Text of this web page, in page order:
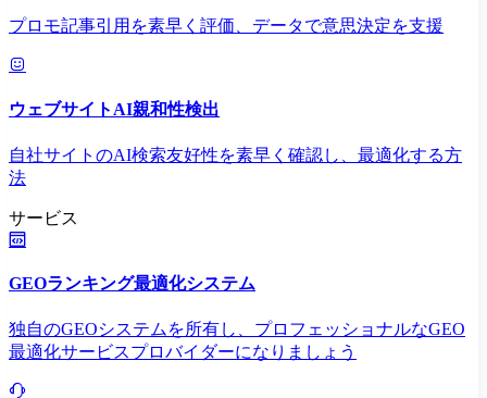
プロモ記事引用を素早く評価、データで意思決定を支援
ウェブサイトAI親和性検出
自社サイトのAI検索友好性を素早く確認し、最適化する方
法
サービス
GEOランキング最適化システム
独自のGEOシステムを所有し、プロフェッショナルなGEO
最適化サービスプロバイダーになりましょう